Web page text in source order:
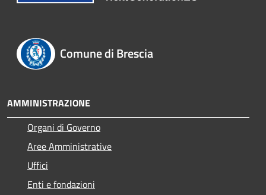
Comune di Brescia
AMMINISTRAZIONE
Organi di Governo
Aree Amministrative
Uffici
Enti e fondazioni